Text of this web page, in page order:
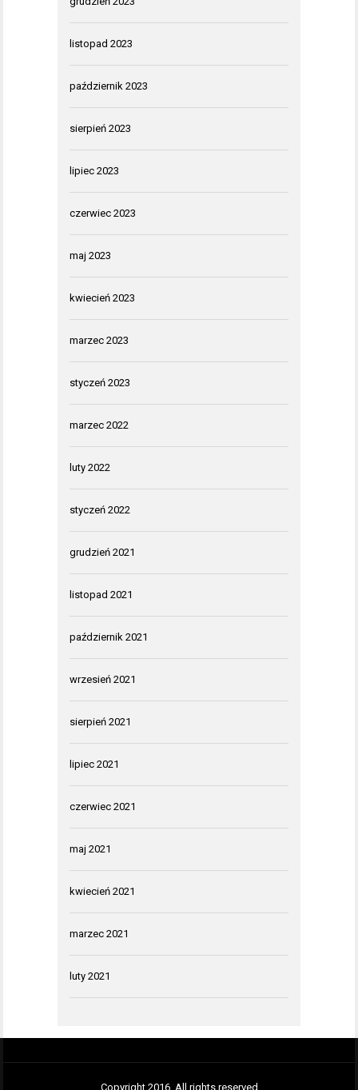
listopad 2023
październik 2023
sierpień 2023
lipiec 2023
czerwiec 2023
maj 2023
kwiecień 2023
marzec 2023
styczeń 2023
marzec 2022
luty 2022
styczeń 2022
grudzień 2021
listopad 2021
październik 2021
wrzesień 2021
sierpień 2021
lipiec 2021
czerwiec 2021
maj 2021
kwiecień 2021
marzec 2021
luty 2021
Copyright 2016. All rights reserved